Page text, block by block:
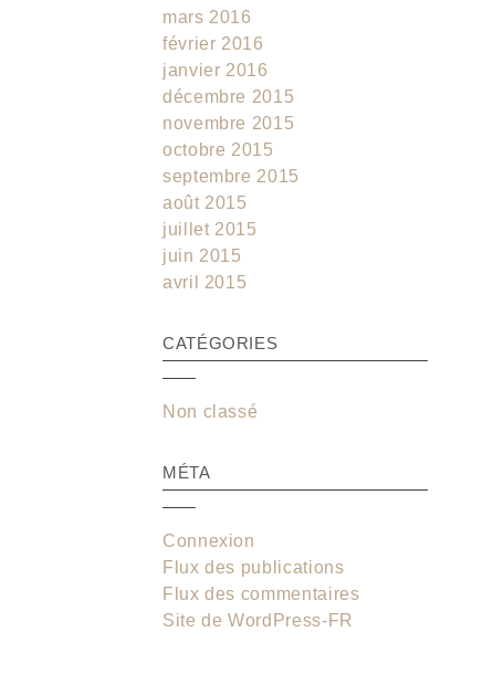
mars 2016
février 2016
janvier 2016
décembre 2015
novembre 2015
octobre 2015
septembre 2015
août 2015
juillet 2015
juin 2015
avril 2015
CATÉGORIES
Non classé
MÉTA
Connexion
Flux des publications
Flux des commentaires
Site de WordPress-FR